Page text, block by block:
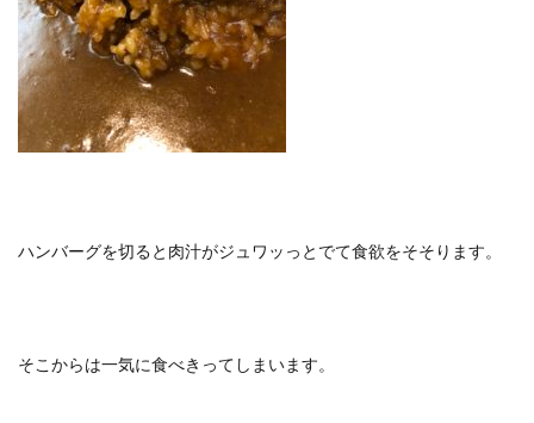
ハンバーグを切ると肉汁がジュワッっとでて食欲をそそります。
そこからは一気に食べきってしまいます。